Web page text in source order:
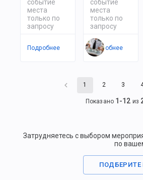
событие
места
только по
запросу
Подробнее
событие
места
только по
запросу
Подробнее
1 2 3
Показано 1 -12 из
Затрудняетесь с выбором
по